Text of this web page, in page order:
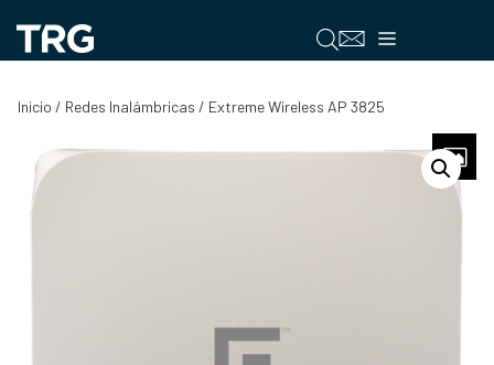
contenido
Menú
Inicio / Redes Inalámbricas / Extreme Wireless AP 3825